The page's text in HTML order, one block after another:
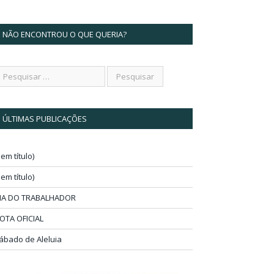
NÃO ENCONTROU O QUE QUERIA?
ÚLTIMAS PUBLICAÇÕES
título)
título)
DO TRABALHADOR
OFICIAL
de Aleluia